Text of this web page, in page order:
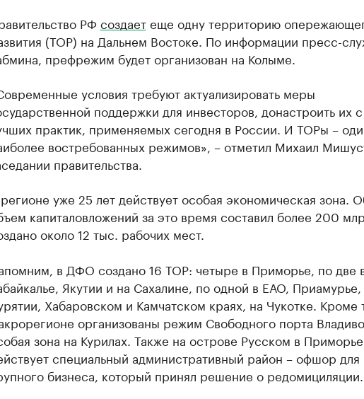
РФ создаетеще одну территорию
(ТОР) на Дальнем Востоке. По информации пресс-
префрежим будет организован на Колыме.
условия требуют актуализировать меры
поддержки для инвесторов, донастроить их
практик, применяемых сегодня в России. И ТОРы –
востребованных режимов», – отметил Михаил
правительства.
уже 25 лет действует особая экономическая зона.
капиталовложений за это время составил более 200
около 12 тыс. рабочих мест.
в ДФО создано 16 ТОР: четыре в Приморье, по две
Якутии и на Сахалине, по одной в ЕАО, Приамурье,
Хабаровском и Камчатском краях, на Чукотке. Кроме
организованы режим Свободного порта
зона на Курилах. Также на острове Русском в Приморье
специальный административный район – офшор для
бизнеса, который принял решение о редомициляции.